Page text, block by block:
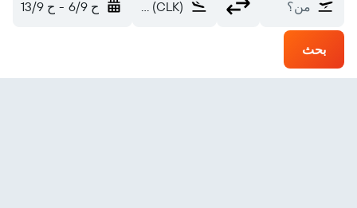
من؟ Clinton Regional (CLK) ح 6/9 - ح 13/9
بحث